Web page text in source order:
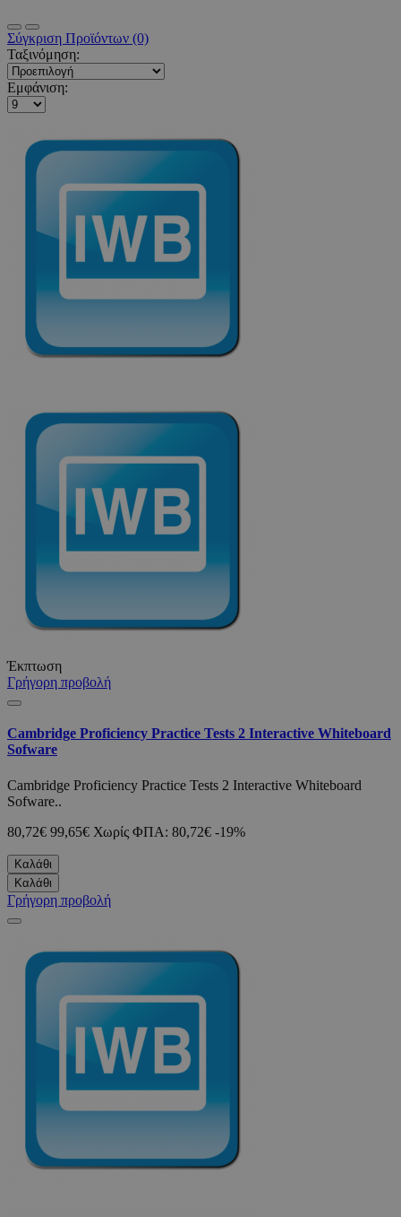
Σύγκριση Προϊόντων (0)
Ταξινόμηση:
Εμφάνιση:
Έκπτωση
Γρήγορη προβολή
Cambridge Proficiency Practice Tests 2 Interactive Whiteboard
Sofware
Cambridge Proficiency Practice Tests 2 Interactive Whiteboard
Sofware..
80,72€ 99,65€ Χωρίς ΦΠΑ: 80,72€ -19%
Καλάθι
Καλάθι
Γρήγορη προβολή